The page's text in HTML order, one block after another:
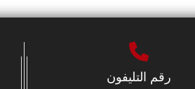
رقم التليفون